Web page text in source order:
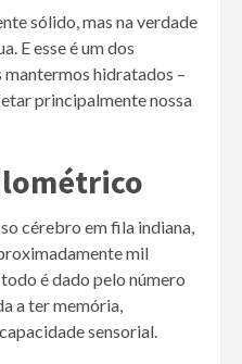
sólido, mas na verdade
E esse é um dos
hidratados –
principalmente nossa
cérebro em fila indiana,
mil
é dado pelo número
a ter memória,
sensorial.